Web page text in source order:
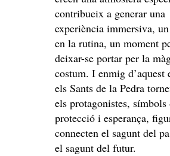
contribueix a generar una
experiència immersiva,
en la rutina, un moment
deixar-se portar per la
costum. I enmig d’aquest
els Sants de la Pedra
els protagonistes, símbols
protecció i esperança,
connecten el sagunt del
el sagunt del futur.